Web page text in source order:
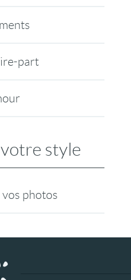
part
style
vos photos